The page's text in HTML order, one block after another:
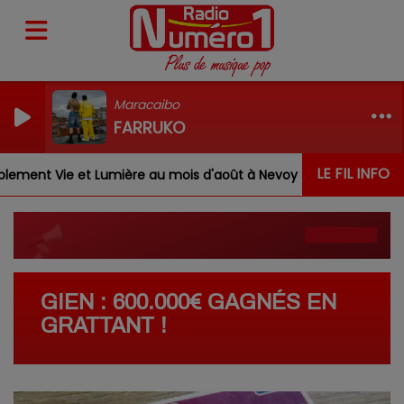
Maracaibo
FARRUKO
LE FIL INFO
Vie et Lumière au mois d'août à Nevoy Louis,
GIEN : 600.000€ GAGNÉS EN
GRATTANT !